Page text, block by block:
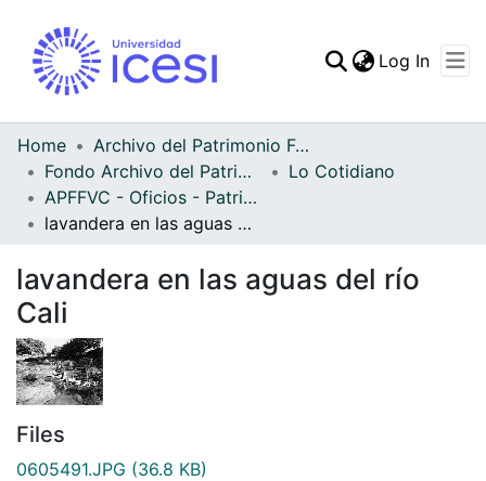
Statistics
Log In
Home
Archivo del Patrimonio Fotográfico y Fílmico del Valle del Cauca
Fondo Archivo del Patrimonio Fotográfico y Fílmico del Valle del Cauca
Lo Cotidiano
APFFVC - Oficios - Patrimonial
lavandera en las aguas del río Cali
lavandera en las aguas del río
Cali
Files
0605491.JPG (36.8 KB)